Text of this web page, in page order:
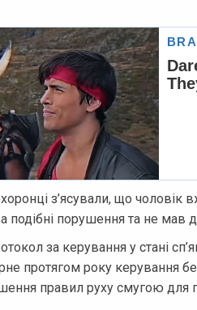
з’ясували, що чоловік
подібні порушення та не мав
за керування у стані
протягом року керування
правил руху смугою для